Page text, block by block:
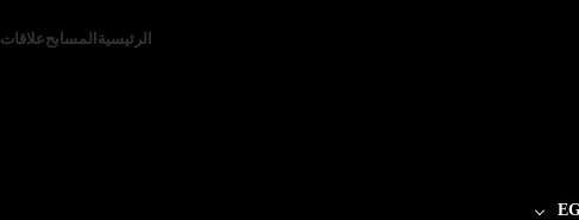
الرئيسية المسابحعلاقات